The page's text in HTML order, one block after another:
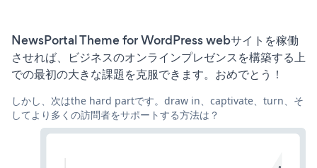
NewsPortal Theme for WordPress webサイトを稼働
させれば、ビジネスのオンラインプレゼンスを構築する上
での最初の大きな課題を克服できます。おめでとう！
しかし、次はthe hard partです。draw in、captivate、turn、そ
してより多くの訪問者をサポートする方法は？